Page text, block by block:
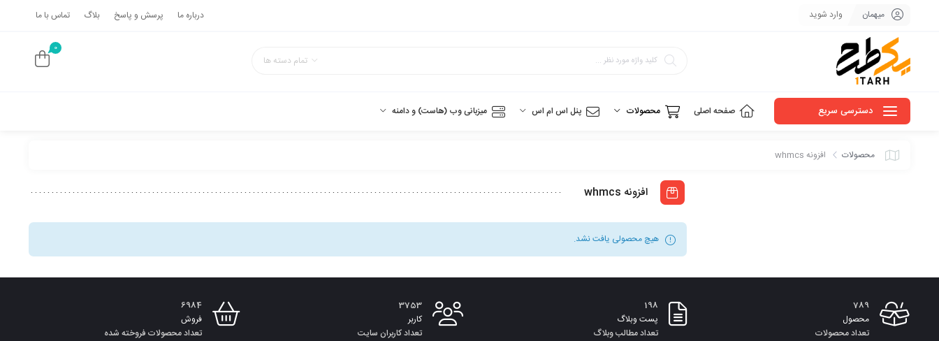
میهمان وارد شوید درباره ما پرسش و پاسخ بلاگ تماس با ما
تمام دسته ها
0
دسترسی سریع صفحه اصلی محصولات پنل اس ام اس میزبانی وب (هاست) و دامنه
محصولات افزونه whmcs
افزونه whmcs
هیچ محصولی یافت نشد.
789
محصول
تعداد محصولات
198
پست وبلاگ
تعداد مطالب وبلاگ
3753
کاربر
تعداد کاربران سایت
6984
فروش
تعداد محصولات فروخته شده